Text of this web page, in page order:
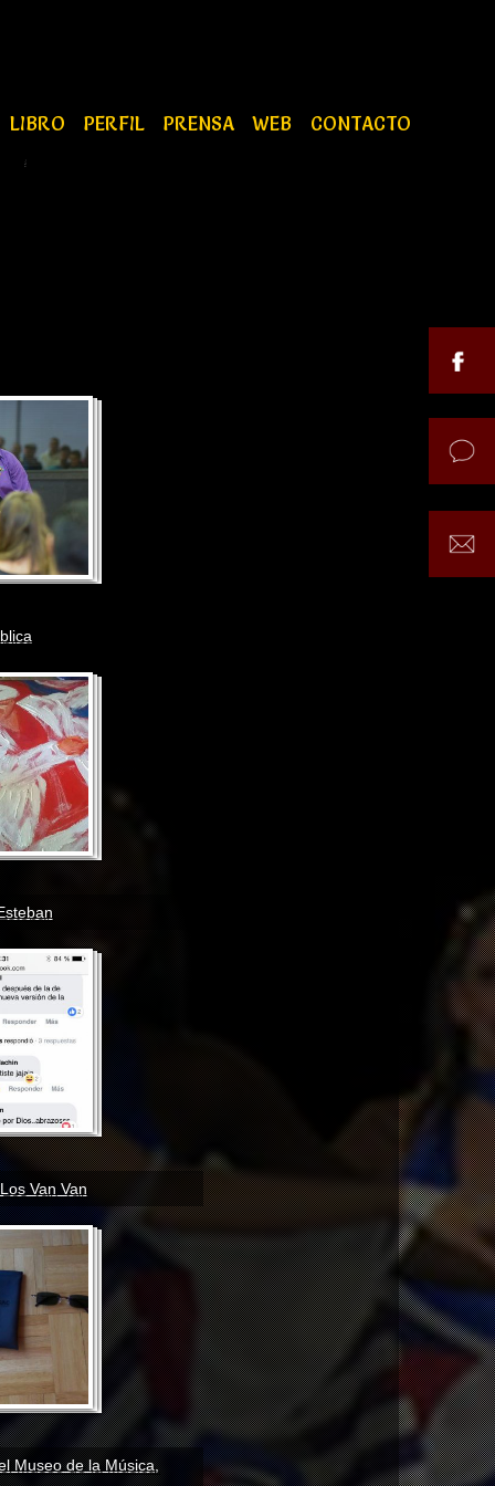
LIBRO PERFIL PRENSA WEB CONTACTO
Van Van
Museo de la Música,